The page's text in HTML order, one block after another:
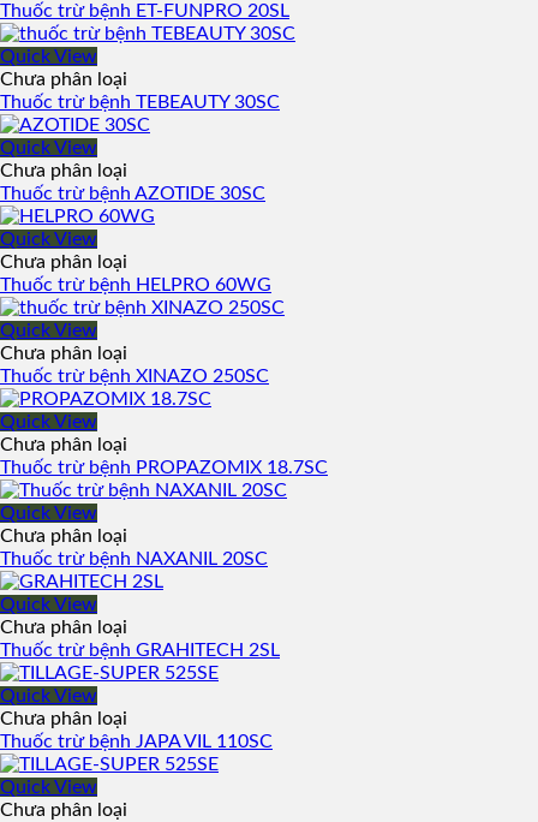
Thuốc trừ bệnh ET-FUNPRO 20SL
Quick View
Chưa phân loại
Thuốc trừ bệnh TEBEAUTY 30SC
Quick View
Chưa phân loại
Thuốc trừ bệnh AZOTIDE 30SC
Quick View
Chưa phân loại
Thuốc trừ bệnh HELPRO 60WG
Quick View
Chưa phân loại
Thuốc trừ bệnh XINAZO 250SC
Quick View
Chưa phân loại
Thuốc trừ bệnh PROPAZOMIX 18.7SC
Quick View
Chưa phân loại
Thuốc trừ bệnh NAXANIL 20SC
Quick View
Chưa phân loại
Thuốc trừ bệnh GRAHITECH 2SL
Quick View
Chưa phân loại
Thuốc trừ bệnh JAPA VIL 110SC
Quick View
Chưa phân loại